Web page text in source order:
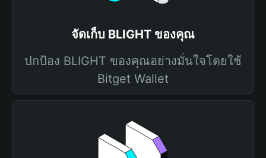
จัดเก็บ BLIGHT ของคุณ
ปกป้อง BLIGHT ของคุณอย่างมั่นใจโดยใช้
Bitget Wallet